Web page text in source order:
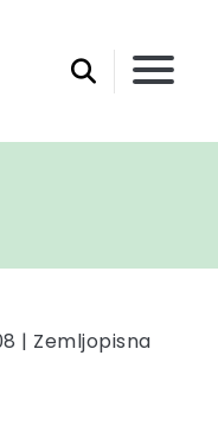
| Zemljopisna